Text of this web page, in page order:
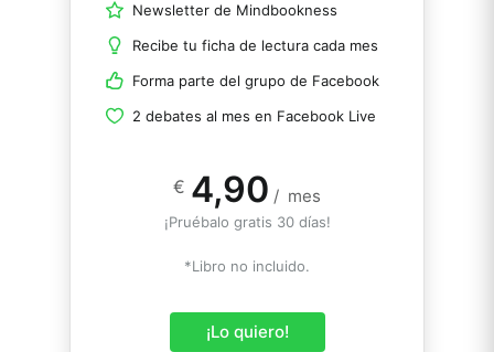
Newsletter de Mindbookness
Recibe tu ficha de lectura cada mes
Forma parte del grupo de Facebook
2 debates al mes en Facebook Live
€ 4,90 / mes
¡Pruébalo gratis 30 días!
*Libro no incluido.
¡Lo quiero!